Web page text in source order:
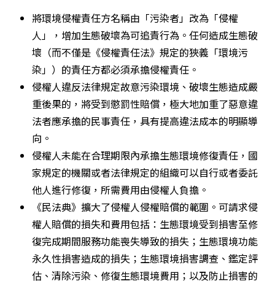
將環境侵權責任方名稱由「污染者」改為「侵權
人」，增加生態破壞為可追責行為。任何造成生態破
壞（而不僅是《侵權責任法》規定的狹義「環境污
染」）的責任方都必須承擔侵權責任。
侵權人違反法律規定故意污染環境、破壞生態造成嚴
重後果的，將受到懲罰性賠償，極大地加重了惡意違
法者應承擔的民事責任，具有提高違法成本的明顯導
向。
侵權人未能在合理期限內承擔生態環境修復責任，國
家規定的機關或者法律規定的組織可以自行或者委託
他人進行修復，所需費用由侵權人負擔。
《民法典》擴大了侵權人侵權賠償的範圍。可請求侵
權人賠償的損失和費用包括：生態環境受到損害至修
復完成期間服務功能喪失導致的損失；生態環境功能
永久性損害造成的損失；生態環境損害調查、鑑定評
估、清除污染、修復生態環境費用；以及防止損害的